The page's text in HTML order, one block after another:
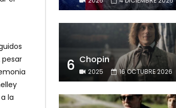
pesar
la
6 Chopin
2025 16 OCTUBRE 2026